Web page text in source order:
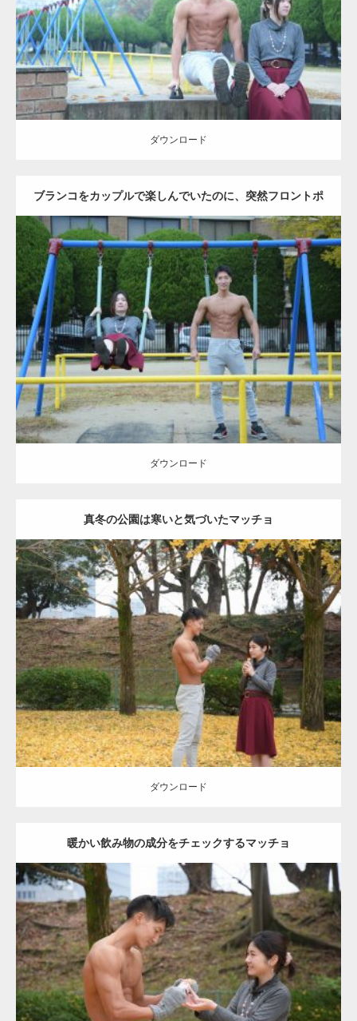
ダウンロード
ダウンロード
ブランコをカップルで楽しんでいたのに、突然フロントポ
ーズをするマッチョ
Update: 2021.07.6
Category:公園のマッチョ その他 AKIHITO(細マッチョ) 腹筋 大胸筋
ダウンロード
ダウンロード
真冬の公園は寒いと気づいたマッチョ
Update: 2021.07.8
Category:公園のマッチョ その他 AKIHITO(細マッチョ) 上腕三頭筋
肩
ダウンロード
ダウンロード
暖かい飲み物の成分をチェックするマッチョ
Update:2021.07.8
Category:公園のマッチョ その他 AKIHITO(細マッチョ) 上腕三頭筋
肩
ダウンロード